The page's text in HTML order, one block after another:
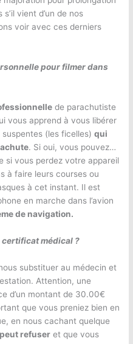
vient d’un de nos
voir avec ces derniers
pour filmer dans
de parachutiste
vous apprend à vous libérer
suspentes (les ficelles)qui
. Si oui, vous pouvez…
si vous perdez votre appareil
à faire leurs courses ou
à cet instant. Il est
en marche dans l’avion
de navigation.
certificat médical ?
substituer au médecin et
Attention, une
d’un montant de 30.00€
que vous preniez bien en
en nous cachant quelque
refuser et que vous